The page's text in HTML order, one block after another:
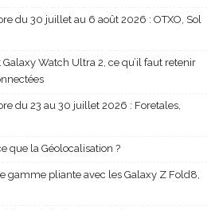
du 30 juillet au 6 août 2026 : OTXO, Sol
Watch Ultra 2, ce qu’il faut retenir
du 23 au 30 juillet 2026 : Foretales,
que la Géolocalisation ?
gamme pliante avec les Galaxy Z Fold8,